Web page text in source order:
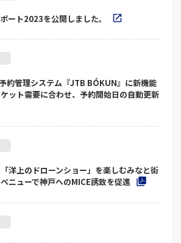
ート2023を公開しました。
約管理システム『JTB BÓKUN』に新機能
ット需要に合わせ、予約開始日の自動更新
「洋上のドローンショー」を楽しむみなと街
ニューで神戸へのMICE誘致を促進